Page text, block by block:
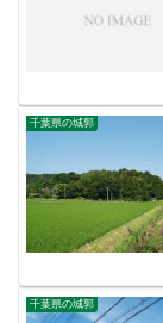
千葉県の城郭
千葉県の城郭